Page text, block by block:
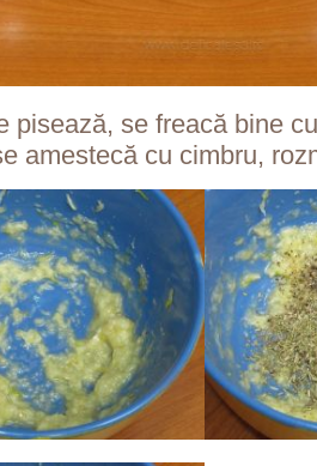
pisează, se freacă bine
amestecă cu cimbru,